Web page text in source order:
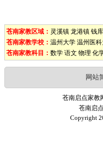
苍南家教区域： 灵溪镇 龙港镇 钱
苍南家教学校： 温州大学 温州医
苍南家教科目： 数学 语文 物理 化
网站
苍南启点家教
苍南启
Copyright